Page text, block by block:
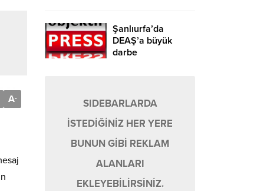
A-
Şanlıurfa’da
DEAŞ’a büyük
darbe
SIDEBARLARDA
İSTEDİĞİNİZ HER YERE
BUNUN GİBİ REKLAM
ALANLARI
EKLEYEBİLİRSİNİZ.